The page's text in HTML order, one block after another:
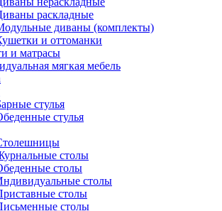
раскладные
диваны (комплекты)
и оттоманки
и матрасы
мягкая мебель
стулья
стулья
столы
столы
столы
столы
столы